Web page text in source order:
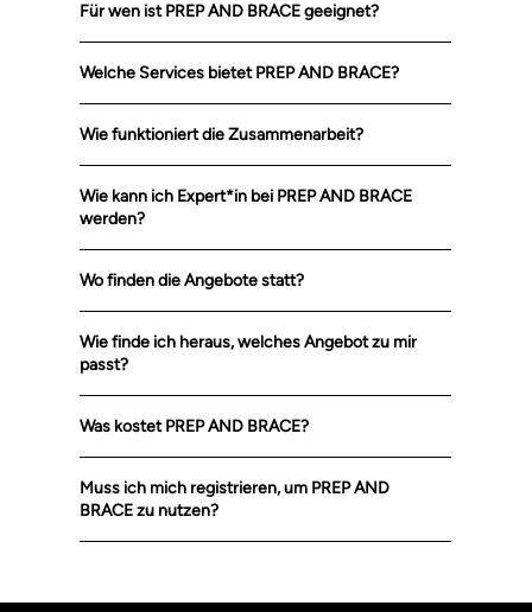
Für wen ist PREP AND BRACE geeignet?
Welche Services bietet PREP AND BRACE?
Wie funktioniert die Zusammenarbeit?
Wie kann ich Expert*in bei PREP AND BRACE
werden?
Wo finden die Angebote statt?
Wie finde ich heraus, welches Angebot zu mir
passt?
Was kostet PREP AND BRACE?
Muss ich mich registrieren, um PREP AND
BRACE zu nutzen?